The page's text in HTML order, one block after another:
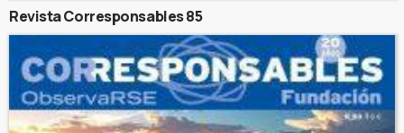
Revista Corresponsables 85